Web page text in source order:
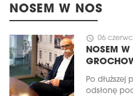
NOSEM W NOS
schedule 06
NOSEM W
Po dłuższej
odsłonę